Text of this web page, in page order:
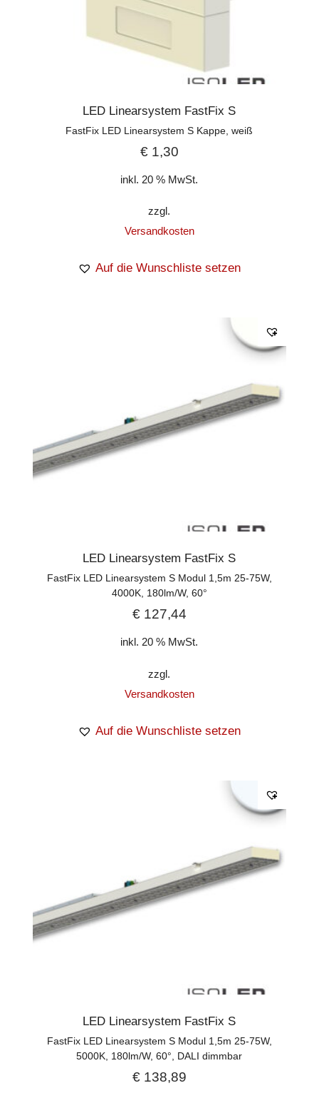
LED Linearsystem FastFix S
FastFix LED Linearsystem S Kappe, weiß
€1,30
inkl. 20 % MwSt.
zzgl.
Versandkosten
Auf die Wunschliste setzen
LED Linearsystem FastFix S
FastFix LED Linearsystem S Modul 1,5m 25-75W,
4000K, 180lm/W, 60°
€127,44
inkl. 20 % MwSt.
zzgl.
Versandkosten
Auf die Wunschliste setzen
LED Linearsystem FastFix S
FastFix LED Linearsystem S Modul 1,5m 25-75W,
5000K, 180lm/W, 60°, DALI dimmbar
€138,89